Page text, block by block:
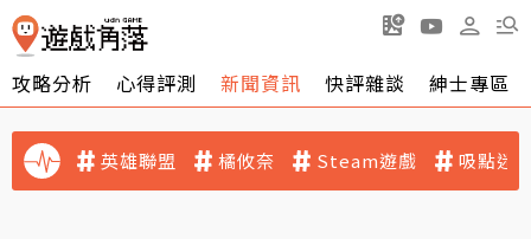
攻略分析 心得評測 新聞資訊 快評雜談 紳士專區
英雄聯盟 橘攸奈 Steam遊戲 吸點迷